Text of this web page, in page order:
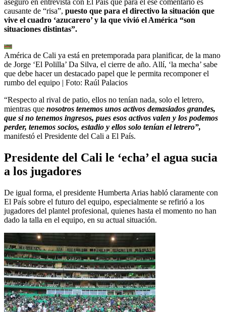
causante de “risa”, puesto que para el directivo la situación que
vive el cuadro ‘azucarero’ y la que vivió el América “son
situaciones distintas”.
América de Cali ya está en pretemporada para planificar, de la mano
de Jorge ‘El Polilla’ Da Silva, el cierre de año. Allí, ‘la mecha’ sabe
que debe hacer un destacado papel que le permita recomponer el
rumbo del equipo | Foto: Raúl Palacios
“Respecto al rival de patio, ellos no tenían nada, solo el letrero,
mientras que nosotros tenemos unos activos demasiados grandes,
que si no tenemos ingresos, pues esos activos valen y los podemos
perder, tenemos socios, estadio y ellos solo tenían el letrero”,
manifestó el Presidente del Cali a El País.
Presidente del Cali le ‘echa’ el agua sucia
a los jugadores
De igual forma, el presidente Humberta Arias habló claramente con
El País sobre el futuro del equipo, especialmente se refirió a los
jugadores del plantel profesional, quienes hasta el momento no han
dado la talla en el equipo, en su actual situación.